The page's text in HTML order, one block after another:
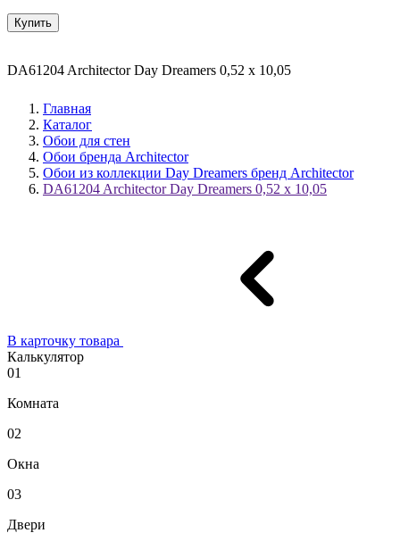
Купить
DA61204 Architector Day Dreamers 0,52 x 10,05
Главная
Каталог
Обои для стен
Обои бренда Architector
Обои из коллекции Day Dreamers бренд Architector
DA61204 Architector Day Dreamers 0,52 x 10,05
В карточку товара
Калькулятор
01
Комната
02
Окна
03
Двери